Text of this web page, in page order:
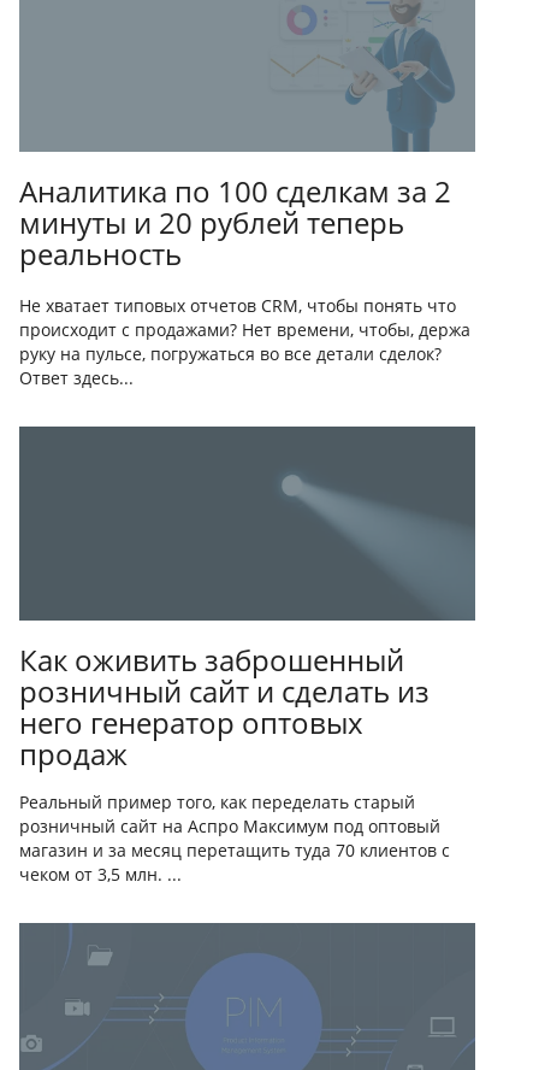
Аналитика по 100 сделкам за 2
минуты и 20 рублей теперь
реальность
Не хватает типовых отчетов CRM, чтобы понять что
происходит с продажами? Нет времени, чтобы, держа
руку на пульсе, погружаться во все детали сделок?
Ответ здесь...
Как оживить заброшенный
розничный сайт и сделать из
него генератор оптовых
продаж
Реальный пример того, как переделать старый
розничный сайт на Аспро Максимум под оптовый
магазин и за месяц перетащить туда 70 клиентов с
чеком от 3,5 млн. ...